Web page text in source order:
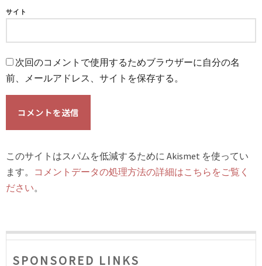
サイト
次回のコメントで使用するためブラウザーに自分の名
前、メールアドレス、サイトを保存する。
このサイトはスパムを低減するために Akismet を使ってい
ます。 コメントデータの処理方法の詳細はこちらをご覧く
ださい。
SPONSORED LINKS